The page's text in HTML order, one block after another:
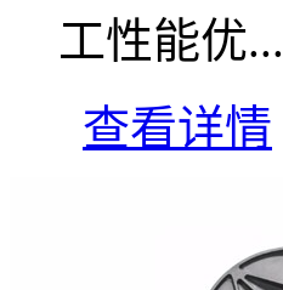
工性能优...
查看详情